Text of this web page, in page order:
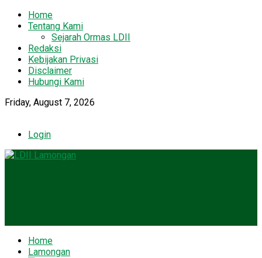
Home
Tentang Kami
Sejarah Ormas LDII
Redaksi
Kebijakan Privasi
Disclaimer
Hubungi Kami
Friday, August 7, 2026
Login
Home
Lamongan